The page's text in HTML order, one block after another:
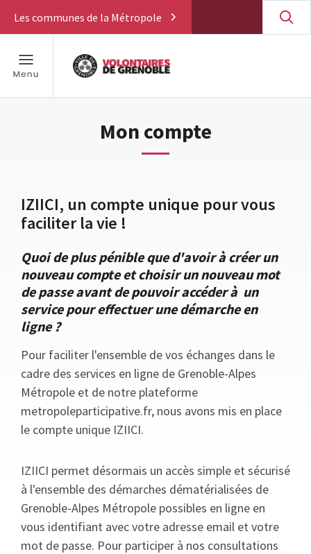
Les communes de la Métropole
Mon compte
IZIICI, un compte unique pour vous
faciliter la vie !
Quoi de plus pénible que d'avoir à créer un
nouveau compte et choisir un nouveau mot
de passe avant de pouvoir accéder à un
service pour effectuer une démarche en
ligne ?
Pour faciliter l'ensemble de vos échanges dans le
cadre des services en ligne de Grenoble-Alpes
Métropole et de notre plateforme
metropoleparticipative.fr, nous avons mis en place
le compte unique IZIICI.
IZIICI permet désormais un accès simple et sécurisé
à l'ensemble des démarches dématérialisées de
Grenoble-Alpes Métropole possibles en ligne en
vous identifiant avec votre adresse email et votre
mot de passe. Pour participer à nos consultations